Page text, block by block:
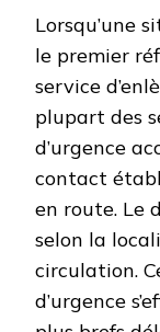
Lorsqu’une
le premier
service
plupart des
d’urgence
contact
en route. Le
selon la
circulation.
d’urgence